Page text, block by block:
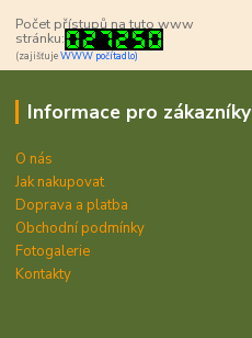
Počet přístupů na tuto www
stránku:
(zajišťujeWWW počítadlo)
Informace pro zákazníky
O nás
Jak nakupovat
Doprava a platba
Obchodní podmínky
Fotogalerie
Kontakty